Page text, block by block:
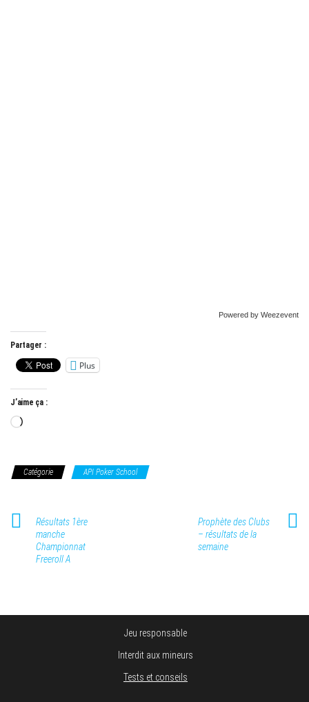
Powered by Weezevent
Partager :
Plus
J’aime ça :
Chargement…
Catégorie API Poker School
Résultats 1ère
manche
Championnat
Freeroll A
Prophète des Clubs
– résultats de la
semaine
Jeu responsable
Interdit aux mineurs
Tests et conseils